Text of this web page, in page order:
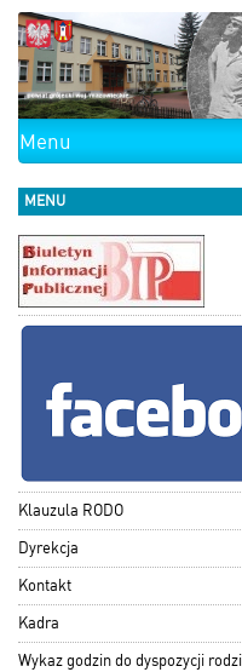
Menu
MENU
Klauzula RODO
Dyrekcja
Kontakt
Kadra
Wykaz godzin do dyspozycji